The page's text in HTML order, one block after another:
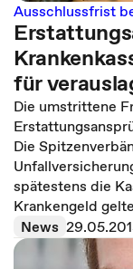
Ausschlussfrist
für
Die umstrittene
Die
spätestens die
Krankengeld
News